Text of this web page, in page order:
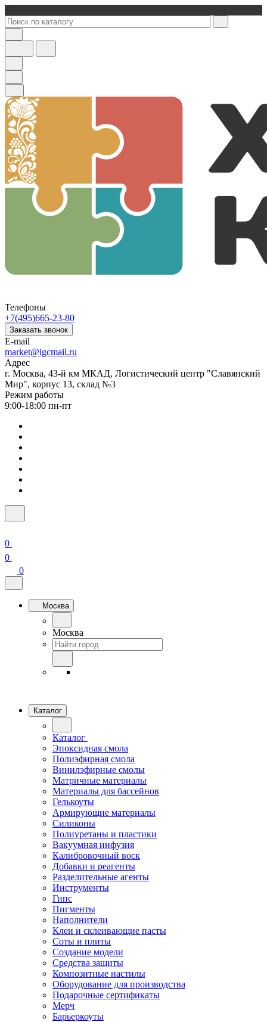
Телефоны
+7(495)665-23-80
Заказать звонок
E-mail
market@igcmail.ru
Адрес
г. Москва, 43-й км МКАД, Логистический центр "Славянский
Мир", корпус 13, склад №3
Режим работы
9:00-18:00 пн-пт
0
0
0
Москва
Москва
Каталог
Каталог
Эпоксидная смола
Полиэфирная смола
Винилэфирные смолы
Матричные материалы
Материалы для бассейнов
Гелькоуты
Армирующие материалы
Силиконы
Полиуретаны и пластики
Вакуумная инфузия
Калибровочный воск
Добавки и реагенты
Разделительные агенты
Инструменты
Гипс
Пигменты
Наполнители
Клеи и склеивающие пасты
Соты и плиты
Создание модели
Средства защиты
Композитные настилы
Оборудование для производства
Подарочные сертификаты
Мерч
Барьеркоуты